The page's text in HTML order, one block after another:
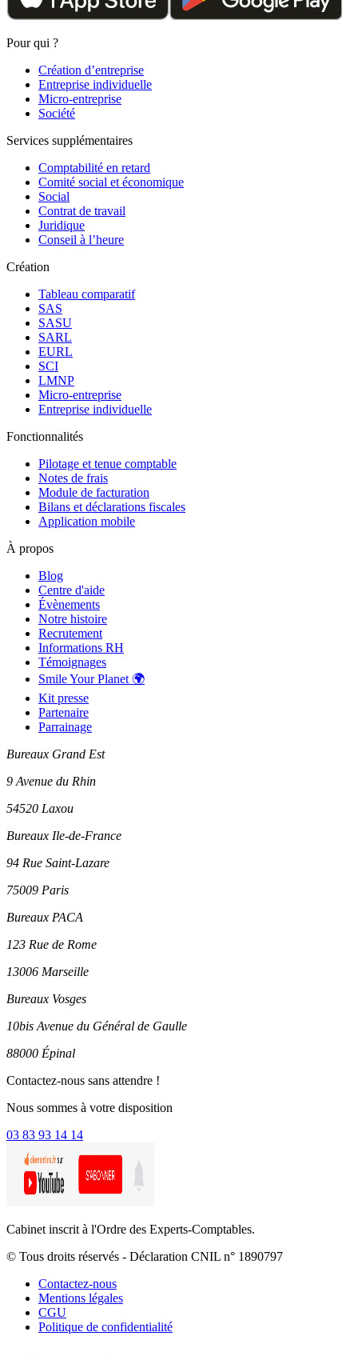
Pour qui ?
Création d’entreprise
Entreprise individuelle
Micro-entreprise
Société
Services supplémentaires
Comptabilité en retard
Comité social et économique
Social
Contrat de travail
Juridique
Conseil à l’heure
Création
Tableau comparatif
SAS
SASU
SARL
EURL
SCI
LMNP
Micro-entreprise
Entreprise individuelle
Fonctionnalités
Pilotage et tenue comptable
Notes de frais
Module de facturation
Bilans et déclarations fiscales
Application mobile
À propos
Blog
Centre d'aide
Évènements
Notre histoire
Recrutement
Informations RH
Témoignages
Smile Your Planet 🌍
Kit presse
Partenaire
Parrainage
Bureaux Grand Est
9 Avenue du Rhin
54520 Laxou
Bureaux Ile-de-France
94 Rue Saint-Lazare
75009 Paris
Bureaux PACA
123 Rue de Rome
13006 Marseille
Bureaux Vosges
10bis Avenue du Général de Gaulle
88000 Épinal
Contactez-nous sans attendre !
Nous sommes à votre disposition
03 83 93 14 14
Cabinet inscrit à l'Ordre des Experts-Comptables.
© Tous droits réservés - Déclaration CNIL n° 1890797
Contactez-nous
Mentions légales
CGU
Politique de confidentialité